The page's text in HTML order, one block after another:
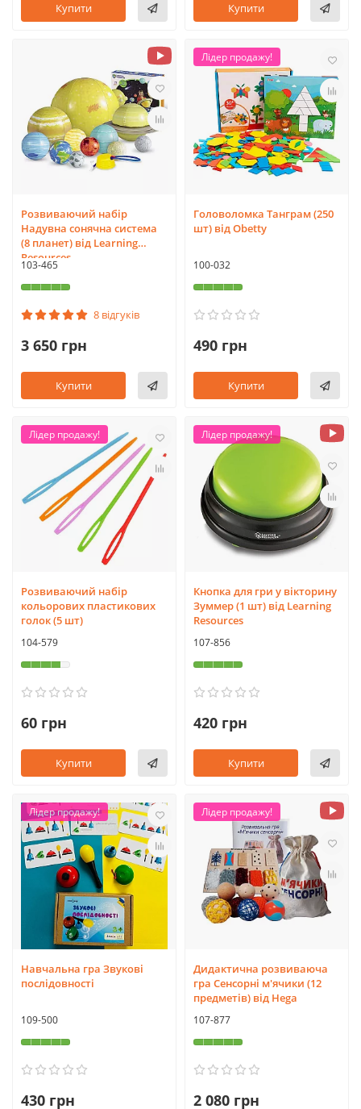
Купити Купити
Розвиваючий набір
Надувна сонячна система
(8 планет) від Learning
Resources
103-465
8 відгуків
3 650 грн
Купити
Лідер продажу!
Головоломка Танграм (250
шт) від Obetty
100-032
490 грн
Купити
Лідер продажу!
Розвиваючий набір
кольорових пластикових
голок (5 шт)
104-579
60 грн
Купити
Лідер продажу!
Кнопка для гри у вікторину
Зуммер (1 шт) від Learning
Resources
107-856
420 грн
Купити
Лідер продажу!
Навчальна гра Звукові
послідовності
109-500
430 грн
Лідер продажу!
Дидактична розвиваюча
гра Сенсорні м'ячики (12
предметів) від Hega
107-877
2 080 грн